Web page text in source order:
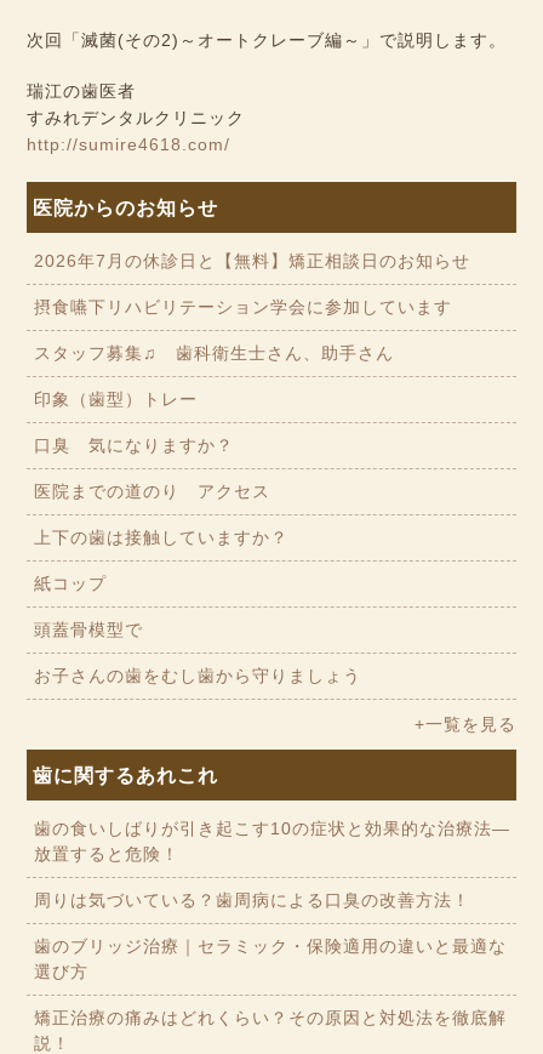
次回「滅菌(その2)～オートクレーブ編～」で説明します。
瑞江の歯医者
すみれデンタルクリニック
http://sumire4618.com/
医院からのお知らせ
2026年7月の休診日と【無料】矯正相談日のお知らせ
摂食嚥下リハビリテーション学会に参加しています
スタッフ募集♫ 歯科衛生士さん、助手さん
印象（歯型）トレー
口臭 気になりますか？
医院までの道のり アクセス
上下の歯は接触していますか？
紙コップ
頭蓋骨模型で
お子さんの歯をむし歯から守りましょう
+一覧を見る
歯に関するあれこれ
歯の食いしばりが引き起こす10の症状と効果的な治療法—
放置すると危険！
周りは気づいている？歯周病による口臭の改善方法！
歯のブリッジ治療｜セラミック・保険適用の違いと最適な
選び方
矯正治療の痛みはどれくらい？その原因と対処法を徹底解
説！